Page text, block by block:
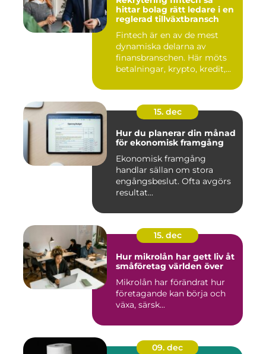
hittar bolag rätt ledare i en
reglerad tillväxtbransch
Fintech är en av de mest
dynamiska delarna av
finansbranschen. Här möts
betalningar, krypto, kredit,...
15. dec
Hur du planerar din månad
för ekonomisk framgång
Ekonomisk framgång
handlar sällan om stora
engångsbeslut. Ofta avgörs
resultat...
15. dec
Hur mikrolån har gett liv åt
småföretag världen över
Mikrolån har förändrat hur
företagande kan börja och
växa, särsk...
09. dec